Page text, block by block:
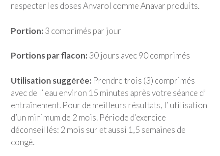
respecter les doses Anvarol comme Anavar produits.
Portion: 3 comprimés par jour
Portions par flacon: 30 jours avec 90 comprimés
Utilisation suggérée: Prendre trois (3) comprimés
avec de l’ eau environ 15 minutes après votre séance d’
entraînement. Pour de meilleurs résultats, l’ utilisation
d’un minimum de 2 mois. Période d’exercice
déconseillés: 2 mois sur et aussi 1,5 semaines de
congé.